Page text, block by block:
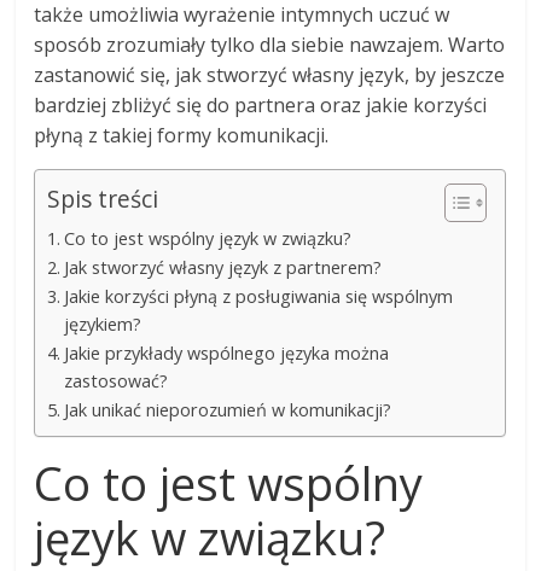
także umożliwia wyrażenie intymnych uczuć w
sposób zrozumiały tylko dla siebie nawzajem. Warto
zastanowić się, jak stworzyć własny język, by jeszcze
bardziej zbliżyć się do partnera oraz jakie korzyści
płyną z takiej formy komunikacji.
Spis treści
Co to jest wspólny język w związku?
Jak stworzyć własny język z partnerem?
Jakie korzyści płyną z posługiwania się wspólnym
językiem?
Jakie przykłady wspólnego języka można
zastosować?
Jak unikać nieporozumień w komunikacji?
Co to jest wspólny
język w związku?